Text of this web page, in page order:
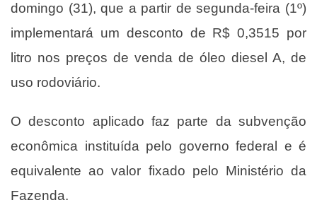
domingo (31), que a partir de segunda-feira (1º)
implementará um desconto de R$ 0,3515 por
litro nos preços de venda de óleo diesel A, de
uso rodoviário.
O desconto aplicado faz parte da subvenção
econômica instituída pelo governo federal e é
equivalente ao valor fixado pelo Ministério da
Fazenda.